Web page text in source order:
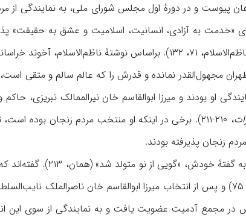
دوره، آخوند ملا محمدکاظم خراسانی با او مکاتبه داشت (ناظم‌الاسلام، ۷۱، ۱۳۲).
مجهول‌القدر نمانده و قدرش را که عالم سالم و متقی است،
او بودند و میرزا ابوالقاسم خان نیرالممالک تبریزی،
زنجان پذیرفته بودند.
زنجانی با ورود به تهران، چندان
ایرانیان و ارتباط با آنها، به آنان پیوست (رائین، ۲/ ۵۰-۵۱، ۷۵) و پس از انتخاب میرزا ابوالقاسم
در حمایت از او امضا کرد (یلفانی، ۳۲۸)، سپس در مجمع آدمیت عضویت یافت و به